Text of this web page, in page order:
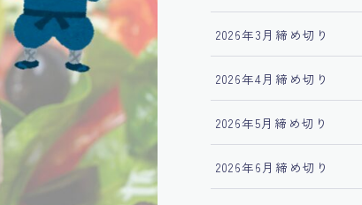
2026年3月締め切り
2026年4月締め切り
2026年5月締め切り
2026年6月締め切り